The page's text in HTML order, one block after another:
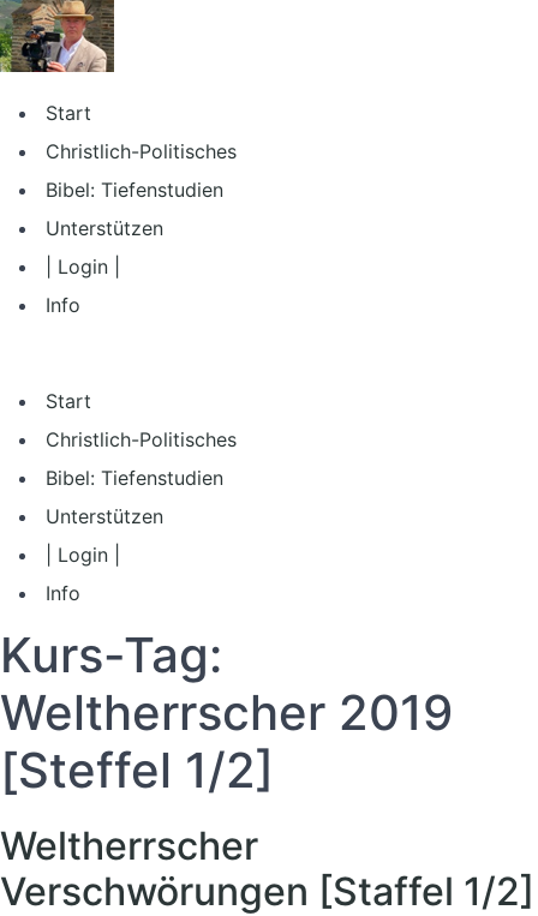
Zum
Inhalt
springen
Start
Christlich-Politisches
Bibel: Tiefenstudien
Unterstützen
| Login |
Info
Start
Christlich-Politisches
Bibel: Tiefenstudien
Unterstützen
| Login |
Info
Kurs-Tag:
Weltherrscher 2019
[Steffel 1/2]
Weltherrscher
Verschwörungen [Staffel 1/2]